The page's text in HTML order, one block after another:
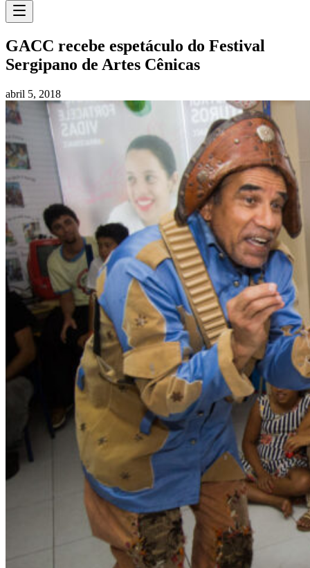
GACC recebe espetáculo do Festival
Sergipano de Artes Cênicas
abril 5, 2018